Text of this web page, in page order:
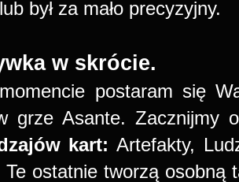
był za mało precyzyjny.
w skrócie.
postaram się
grze Asante. Zacznijmy
kart: Artefakty,
Te ostatnie tworzą